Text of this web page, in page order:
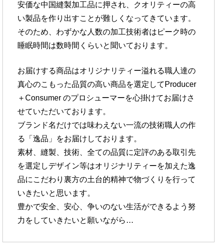
安価な中国縫製加工品に押され、クオリティーの高
い製品を作り出すことが難しくなってきています。
そのため、わずかな人数の加工技術者はピーク時の
睡眠時間は数時間くらいと聞いております。
お届けする商品はオリジナリティー溢れる職人達の
真心のこもった品質の高い商品を選定してProducer
＋Consumer のプロシューマーを心掛けてお届けさ
せていただいております。
ブランド名だけでは味わえない一流の技術職人の作
る「逸品」をお届けしております。
素材、縫製、技術、全ての品質に定評のある取引先
を選定しデザイン等はオリジナリティーを加えた逸
品にこだわり 裏方の土台的精神で物づくりを行って
いきたいと思います。
豊かで安全、安心、争いのない生活ができるよう努
力を していきたいと願いながら…